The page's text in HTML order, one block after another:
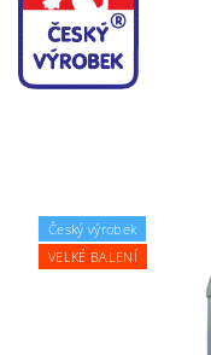
Český výrobek
VELKÉ BALENÍ